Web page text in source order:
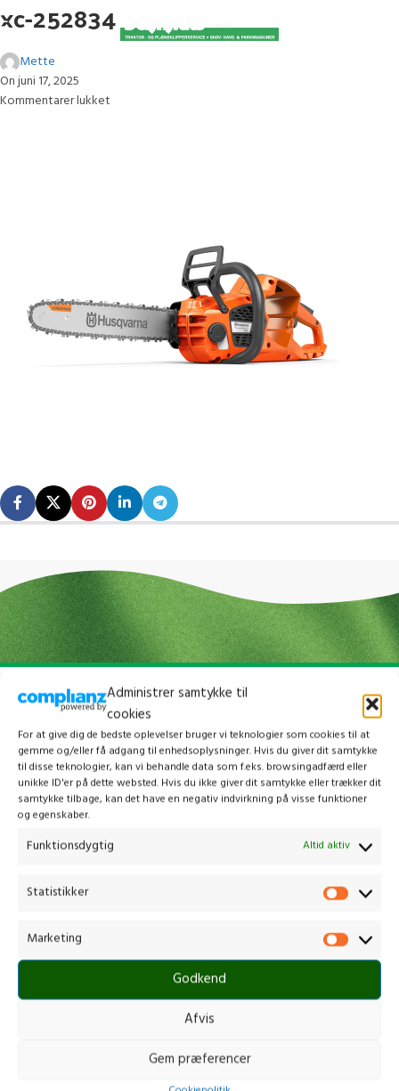
Administrer samtykke til
cookies
For at give dig de bedste oplevelser bruger vi teknologier som cookies til at
gemme og/eller få adgang til enhedsoplysninger. Hvis du giver dit samtykke
til disse teknologier, kan vi behandle data som f.eks. browsingadfærd eller
unikke ID'er på dette websted. Hvis du ikke giver dit samtykke eller trækker dit
samtykke tilbage, kan det have en negativ indvirkning på visse funktioner
og egenskaber.
Funktionsdygtig Altid aktiv
Statistikker
Marketing
Godkend
Afvis
Gem præferencer
xc-252834
Mette
On juni 17, 2025
Kommentarer lukket
Gammelmark 1, 6630 Rødding
post@stops.dk